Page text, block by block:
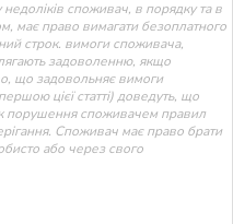
недоліків споживач, в порядку та в
має право вимагати безоплатного
строк. вимоги споживача,
задоволенню, якщо
що задовольняє вимоги
цієї статті) доведуть, що
порушення споживачем правил
Споживач має право брати
або через свого